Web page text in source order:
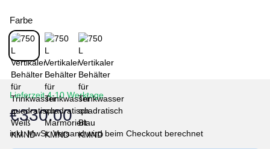
Farbe
Lieferzeit 4-10 Werktage
€330.00